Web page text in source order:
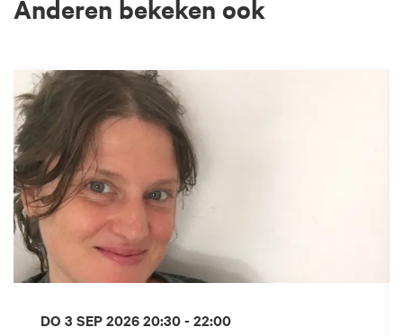
Anderen bekeken ook
DO 3 SEP 202620:30 - 22:00